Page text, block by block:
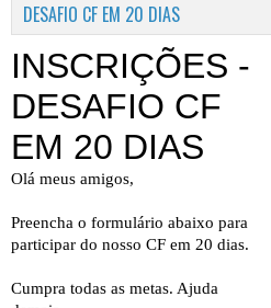
DESAFIO CF EM 20 DIAS